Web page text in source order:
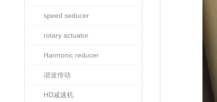
speed seducer
rotary actuator
Harmonic reducer
谐波传动
HD减速机